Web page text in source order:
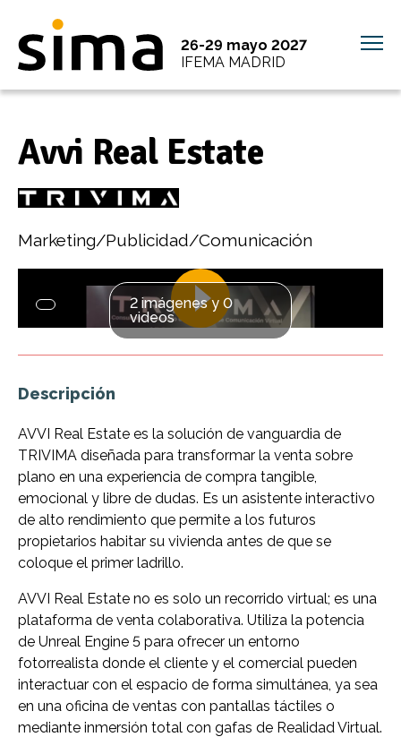
26-29 mayo 2027
IFEMA MADRID
Avvi Real Estate
Marketing/Publicidad/Comunicación
2 imágenes y 0
videos
Descripción
AVVI Real Estate es la solución de vanguardia de
TRIVIMA diseñada para transformar la venta sobre
plano en una experiencia de compra tangible,
emocional y libre de dudas. Es un asistente interactivo
de alto rendimiento que permite a los futuros
propietarios habitar su vivienda antes de que se
coloque el primer ladrillo.
AVVI Real Estate no es solo un recorrido virtual; es una
plataforma de venta colaborativa. Utiliza la potencia
de Unreal Engine 5 para ofrecer un entorno
fotorrealista donde el cliente y el comercial pueden
interactuar con el espacio de forma simultánea, ya sea
en una oficina de ventas con pantallas táctiles o
mediante inmersión total con gafas de Realidad Virtual.